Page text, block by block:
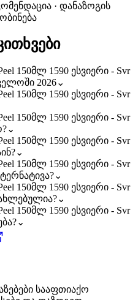
· დანაზოგის
150მლ 1590 ესვიერი - Svr
2026⌄
150მლ 1590 ესვიერი - Svr
150მლ 1590 ესვიერი - Svr
⌄
150მლ 1590 ესვიერი - Svr
⌄
150მლ 1590 ესვიერი - Svr
⌄
150მლ 1590 ესვიერი - Svr
⌄
150მლ 1590 ესვიერი - Svr
⌄
სააფთიაქო